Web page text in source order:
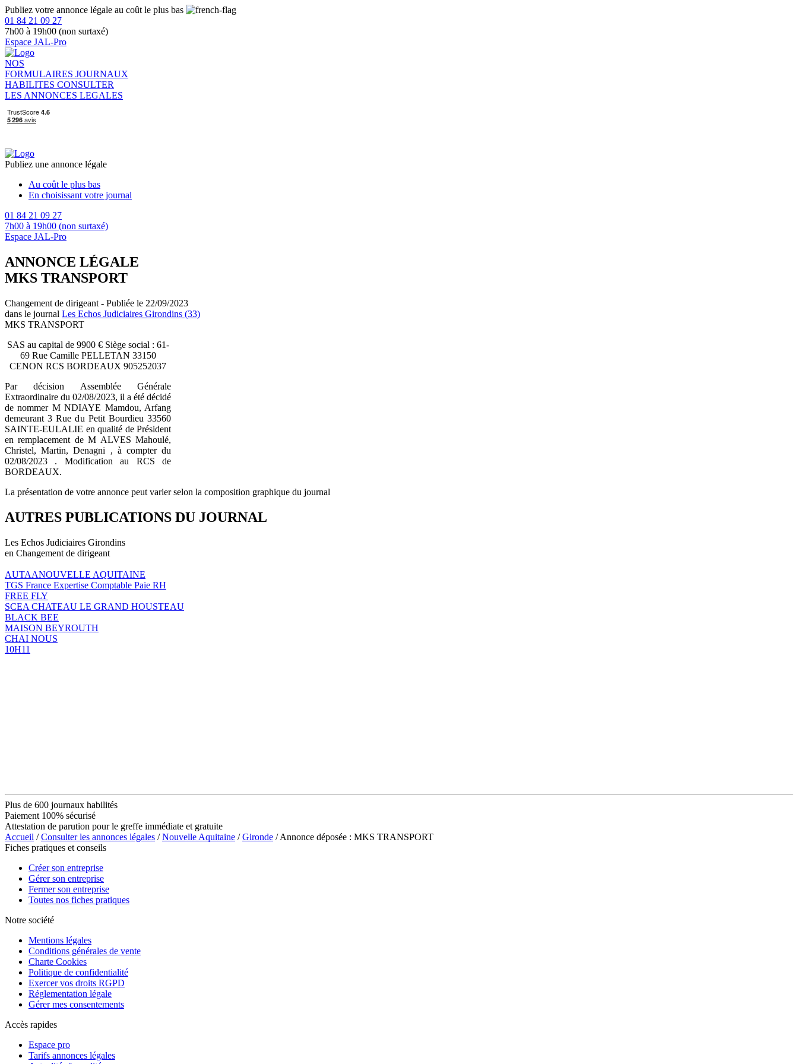
Publiez votre annonce légale au coût le plus bas
01 84 21 09 27
7h00 à 19h00 (non surtaxé)
Espace JAL-Pro
NOS
FORMULAIRES JOURNAUX
HABILITES CONSULTER
LES ANNONCES LEGALES
Publiez une annonce légale
Au coût le plus bas
En choisissant votre journal
01 84 21 09 27
7h00 à 19h00 (non surtaxé)
Espace JAL-Pro
ANNONCE LÉGALE
MKS TRANSPORT
Changement de dirigeant - Publiée le 22/09/2023
dans le journal Les Echos Judiciaires Girondins (33)
MKS TRANSPORT
SAS au capital de 9900 € Siège social : 61-
69 Rue Camille PELLETAN 33150
CENON RCS BORDEAUX 905252037
Par décision Assemblée Générale
Extraordinaire du 02/08/2023, il a été décidé
de nommer M NDIAYE Mamdou, Arfang
demeurant 3 Rue du Petit Bourdieu 33560
SAINTE-EULALIE en qualité de Président
en remplacement de M ALVES Mahoulé,
Christel, Martin, Denagni , à compter du
02/08/2023 . Modification au RCS de
BORDEAUX.
La présentation de votre annonce peut varier selon la composition graphique du journal
AUTRES PUBLICATIONS DU JOURNAL
Les Echos Judiciaires Girondins
en Changement de dirigeant
AUTAANOUVELLE AQUITAINE
TGS France Expertise Comptable Paie RH
FREE FLY
SCEA CHATEAU LE GRAND HOUSTEAU
BLACK BEE
MAISON BEYROUTH
CHAI NOUS
10H11
Plus de 600 journaux habilités
Paiement 100% sécurisé
Attestation de parution pour le greffe immédiate et gratuite
Accueil /Consulter les annonces légales /Nouvelle Aquitaine /Gironde / Annonce déposée : MKS TRANSPORT
Fiches pratiques et conseils
Créer son entreprise
Gérer son entreprise
Fermer son entreprise
Toutes nos fiches pratiques
Notre société
Mentions légales
Conditions générales de vente
Charte Cookies
Politique de confidentialité
Exercer vos droits RGPD
Réglementation légale
Gérer mes consentements
Accès rapides
Espace pro
Tarifs annonces légales